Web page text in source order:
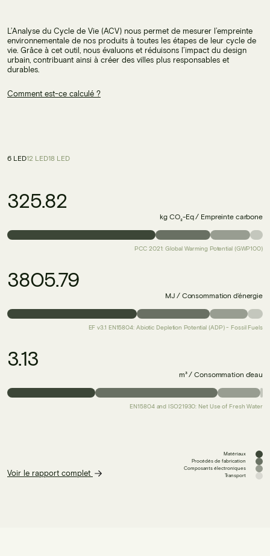
L’Analyse du Cycle de Vie (ACV) nous permet de mesurer l’empreinte
environnementale de nos produits à toutes les étapes de leur cycle de
vie. Grâce à cet outil, nous évaluons et réduisons l’impact du design
urbain, contribuant ainsi à créer des villes plus responsables et
durables.
Comment est-ce calculé ?
6 LED12 LED18 LED
325.82
kg CO₂-Eq / Empreinte carbone
PCC 2021: Global Warming Potential (GWP100)
3805.79
MJ / Consommation d’énergie
EF v3.1 EN15804: Abiotic Depletion Potential (ADP) - Fossil Fuels
3.13
m³ / Consommation d’eau
EN15804 and ISO21930: Net Use of Fresh Water
Voir le rapport complet
Matériaux
Procédés de fabrication
Composants électroniques
Transport